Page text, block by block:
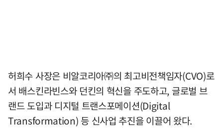
허희수 사장은 비알코리아㈜의 최고비전책임자(CVO)로
서 배스킨라빈스와 던킨의 혁신을 주도하고, 글로벌 브
랜드 도입과 디지털 트랜스포메이션(Digital
Transformation) 등 신사업 추진을 이끌어 왔다.